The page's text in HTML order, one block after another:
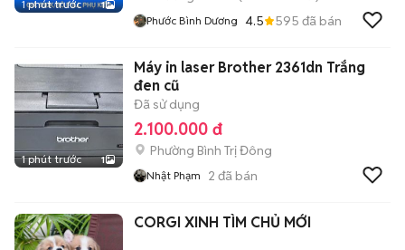
1 phút trước 1
Phước Bình Dương 4.5 595 đã bán
1 phút trước 1
Máy in laser Brother 2361dn Trắng
đen cũ
Đã sử dụng
2.100.000 đ
Phường Bình Trị Đông
Nhật Phạm 2 đã bán
CORGI XINH TÌM CHỦ MỚI